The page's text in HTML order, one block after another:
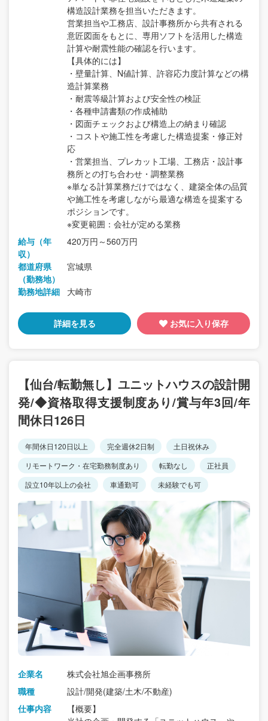
構造設計業務を担当いただきます。
営業担当や工務店、設計事務所から共有される
意匠図面をもとに、専用ソフトを活用した構造
計算や耐震性能の確認を行います。
【具体的には】
・壁量計算、N値計算、許容応力度計算などの構
造計算業務
・耐震等級計算および安全性の検証
・各種申請書類の作成補助
・図面チェックおよび構造上の納まり確認
・コストや施工性を考慮した構造提案・修正対
応
・営業担当、プレカット工場、工務店・設計事
務所との打ち合わせ・調整業務
※単なる計算業務だけではなく、建築全体の品質
や施工性を考慮しながら最適な構造を提案する
ポジションです。
※変更範囲：会社が定める業務
給与（年
収）
420万円～560万円
都道府県
（勤務地）
宮城県
勤務地詳細 大崎市
詳細を見る お気に入り保存
【仙台/転勤無し】ユニットハウスの設計開
発/◆資格取得支援制度あり/賞与年3回/年
間休日126日
年間休日120日以上 完全週休2日制
土日祝休み
リモートワーク・在宅勤務制度あり
転勤なし
正社員
設立10年以上の会社
車通勤可 未経験でも可
企業名
株式会社旭企画事務所
職種
設計/開発(建築/土木/不動産)
仕事内容
【概要】